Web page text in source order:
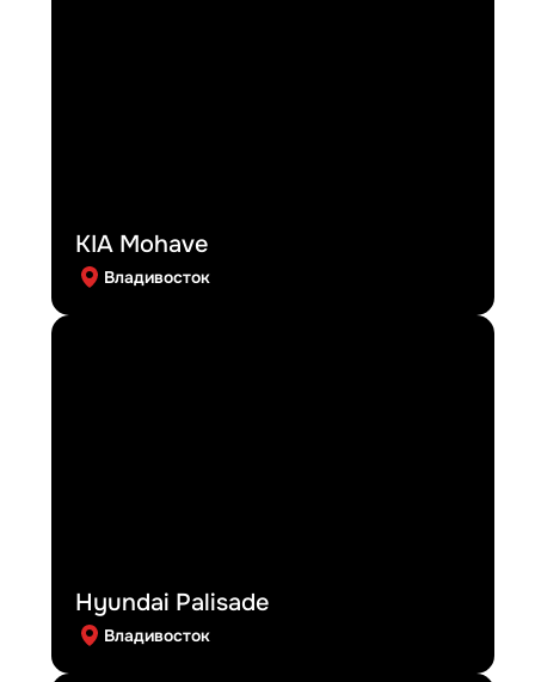
KIA Mohave
Владивосток
Hyundai Palisade
Владивосток